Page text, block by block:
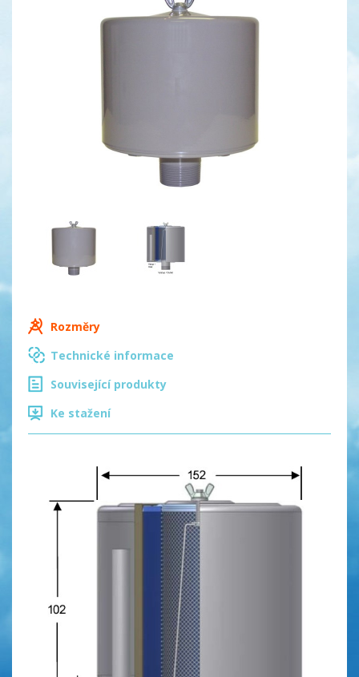
Rozměry
Technické informace
Související produkty
Ke stažení